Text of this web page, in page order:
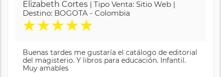
Elizabeth Cortes | Tipo Venta: Sitio Web |
Destino: BOGOTA - Colombia
★★★★★
Buenas tardes me gustaría el catálogo de editorial
del magisterio. Y libros para educación. Infantil.
Muy amables